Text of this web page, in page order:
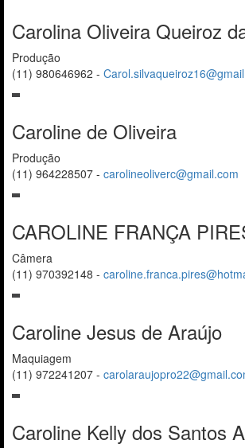
Carolina Oliveira Queiroz
Produção
(11) 980646962 -
Caroline de Oliveira
Produção
(11) 964228507 - carolineoliverc@gmail.com
CAROLINE FRANÇA
Câmera
(11) 970392148 -
Caroline Jesus de Araújo
Maquiagem
(11) 972241207 -
Caroline Kelly dos Santos